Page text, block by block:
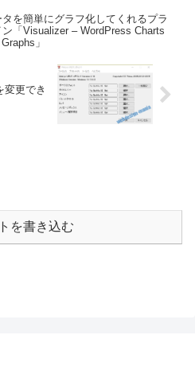
タを簡単にグラフ化してくれるプラ
ン「Visualizer – WordPress Charts
」
変更でき
を書き込む